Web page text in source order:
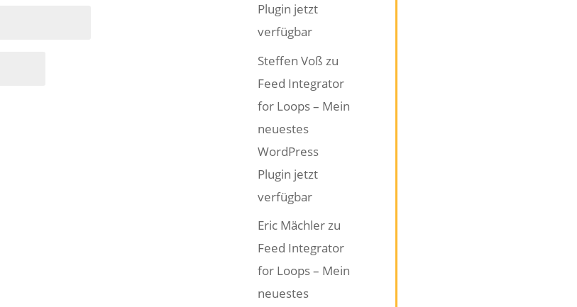
Plugin jetzt
verfügbar
Steffen Voß zu
Feed Integrator
for Loops – Mein
neuestes
WordPress
Plugin jetzt
verfügbar
Eric Mächlerzu
Feed Integrator
for Loops – Mein
neuestes